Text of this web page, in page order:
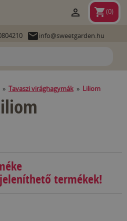
shopping_cart(0)

info@sweetgarden.hu
» Tavaszi virághagymák » Liliom
termékek!